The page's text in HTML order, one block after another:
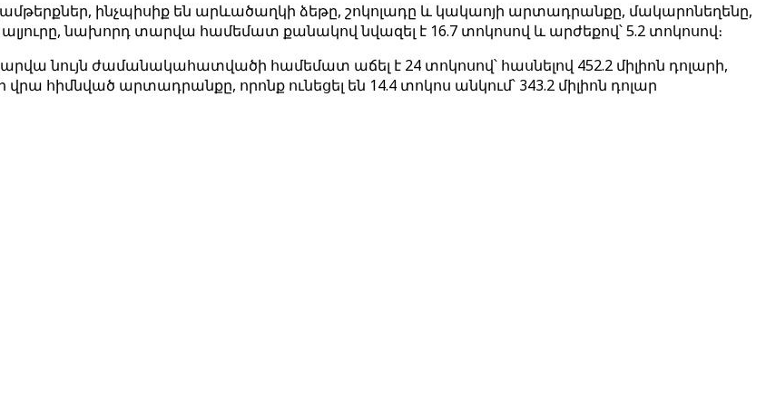
ինչպիսիք են արևածաղկի ձեթը, շոկոլադը և կակաոյի արտադրանքը, մակարոնեղենը,
նախորդ տարվա համեմատ քանակով նվազել է 16.7 տոկոսով և արժեքով՝ 5.2 տոկոսով։
նույն ժամանակահատվածի համեմատ աճել է 24 տոկոսով՝ հասնելով 452.2 միլիոն դոլարի,
հիմնված արտադրանքը, որոնք ունեցել են 14.4 տոկոս անկում՝ 343.2 միլիոն դոլար